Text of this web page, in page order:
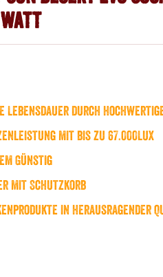
Lebensdauer durch
mit bis zu 67.000Lux
Günstig
mit Schutzkorb
in herausragender